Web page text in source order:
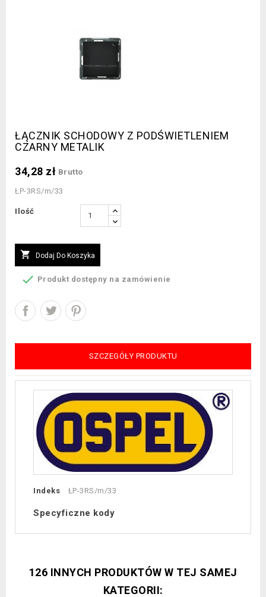
ŁĄCZNIK SCHODOWY Z PODŚWIETLENIEM
CZARNY METALIK
34,28 zł Brutto
ŁP-3RS/m/33
Ilość
 Dodaj Do Koszyka
 Produkt dostępny na zamówienie
SZCZEGÓŁY PRODUKTU
Indeks ŁP-3RS/m/33
Specyficzne kody
126 INNYCH PRODUKTÓW W TEJ SAMEJ
KATEGORII: